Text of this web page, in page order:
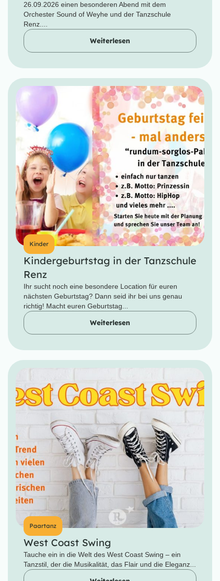
26.09.2026 einen besonderen Abend mit dem
Orchester Sound of Weyhe und der Tanzschule
Renz....
Weiterlesen
Kinder
Kindergeburtstag in der Tanzschule
Renz
Ihr sucht noch eine besondere Location für euren
nächsten Geburtstag? Dann seid ihr bei uns genau
richtig! Macht euren Geburtstag...
Weiterlesen
Paartanz
West Coast Swing
Tauche ein in die Welt des West Coast Swing – ein
Tanzstil, der die Musikalität, das Flair und die Eleganz...